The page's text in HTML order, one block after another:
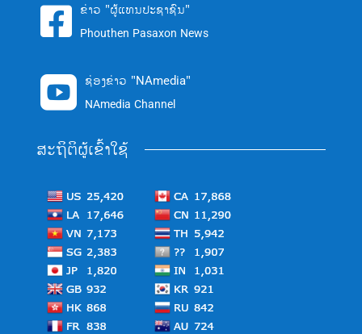
 ຂ່າວ "ຜູ້ແທນປະຊາຊົນ"
Phouthen Pasaxon News
 ຊ່ອງຂ່າວ "NAmedia"
NAmedia Channel
ສະຖິຕິຜູ້ເຂົ້າໃຊ້